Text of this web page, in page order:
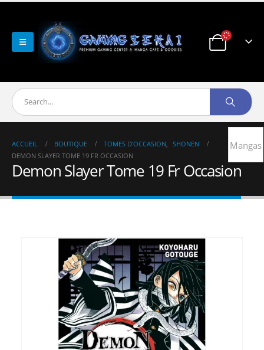
ACCUEIL BOUTIQUE TOMES D'OCCASION
SHONEN
DEMON SLAYER TOME 19 FR OCCASION
Demon Slayer Tome 19 Fr Occasion
Mangas